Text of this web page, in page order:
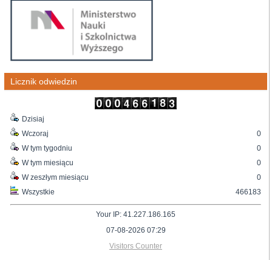
Licznik odwiedzin
Dzisiaj
Wczoraj
W tym tygodniu
W tym miesiącu
W zeszłym miesiącu
Wszystkie
0
0
0
0
466183
Your IP: 41.227.186.165
07-08-2026 07:29
Visitors Counter